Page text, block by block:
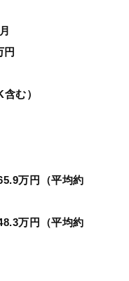
円
む）
万円（平均約
万円（平均約